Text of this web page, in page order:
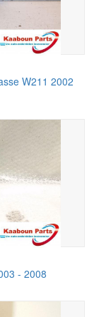
W211 2002
- 2008